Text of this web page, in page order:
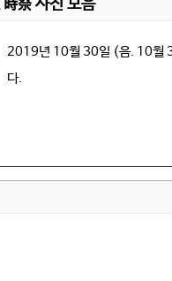
祭 사진 모음
2019년 10월 30일 (음. 10월 3
다.